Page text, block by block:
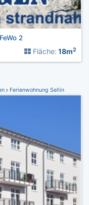
2
Fläche: 18m2
Ferienwohnung Sellin